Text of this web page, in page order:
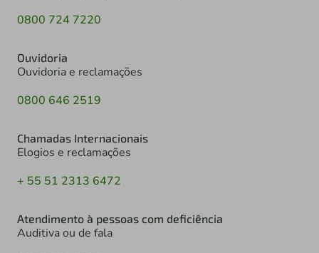
0800 724 7220
Ouvidoria
Ouvidoria e reclamações
0800 646 2519
Chamadas Internacionais
Elogios e reclamações
+ 55 51 2313 6472
Atendimento à pessoas com deficiência
Auditiva ou de fala